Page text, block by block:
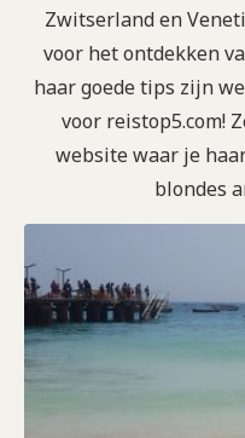
Zwitserland en
voor het ontdekken
haar goede tips zijn
voor reistop5.com!
website waar je
blondes